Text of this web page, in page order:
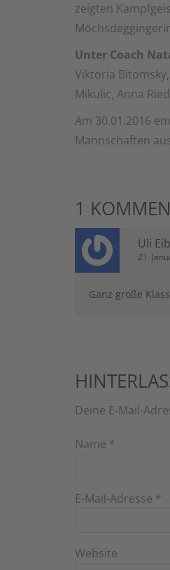
zeigten
Unter Coach
Viktoria
Mikulic, Anna
Am 30.01.2016
Mannschaften
1
Uli
21.
Ganz große
Deine E-Mail-
Name *
E-Mail-Adresse *
Website